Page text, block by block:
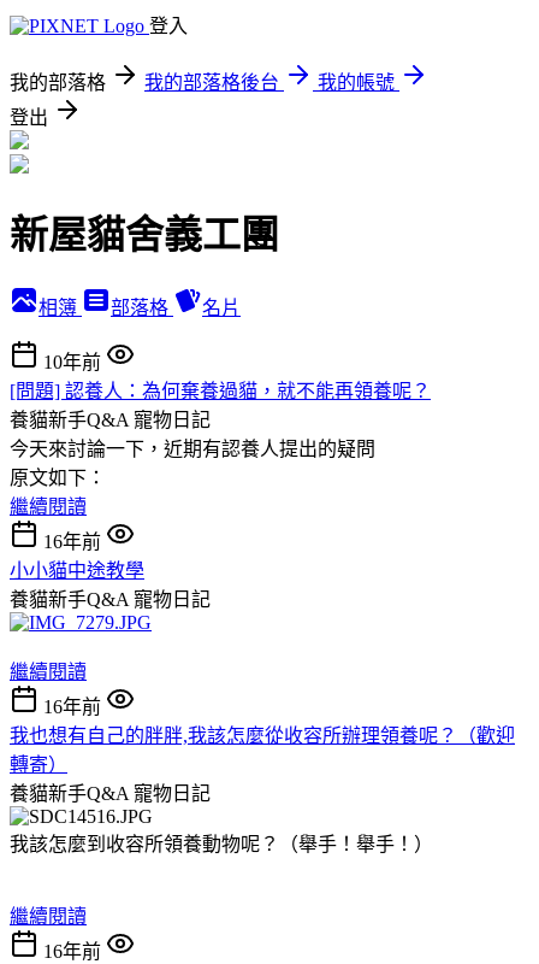
登入
我的部落格 我的部落格後台
我的帳號
登出
新屋貓舍義工團
相簿 部落格 名片
10年前
[問題] 認養人：為何棄養過貓，就不能再領養呢？
養貓新手Q&A 寵物日記
今天來討論一下，近期有認養人提出的疑問
原文如下：
繼續閱讀
16年前
小小貓中途教學
養貓新手Q&A 寵物日記
繼續閱讀
16年前
我也想有自己的胖胖,我該怎麼從收容所辦理領養呢？（歡迎
轉寄）
養貓新手Q&A 寵物日記
我該怎麼到收容所領養動物呢？（舉手！舉手！）
繼續閱讀
16年前